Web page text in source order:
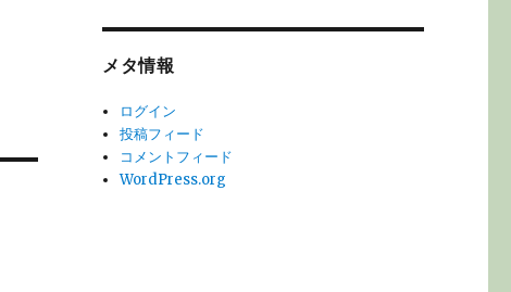
メタ情報
ログイン
投稿フィード
コメントフィード
WordPress.org